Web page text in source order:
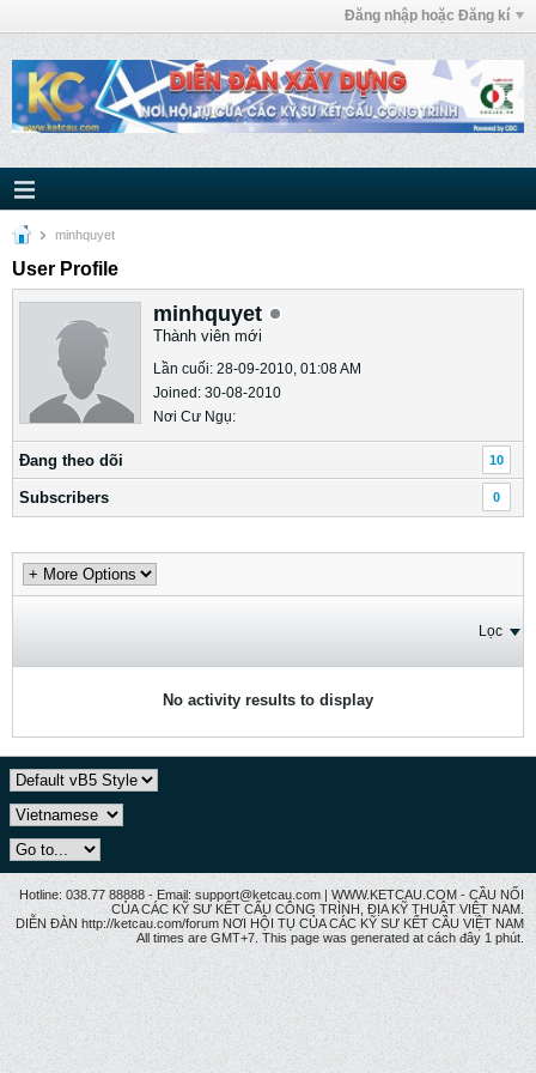
Đăng nhập hoặc Đăng kí
minhquyet
User Profile
minhquyet
Thành viên mới
Lần cuối: 28-09-2010, 01:08 AM
Joined: 30-08-2010
Nơi Cư Ngụ:
Ðang theo dõi 10
Subscribers 0
Lọc
No activity results to display
Hotline: 038.77 88888 - Email: support@ketcau.com | WWW.KETCAU.COM - CẦU NỐI
CỦA CÁC KỸ SƯ KẾT CẤU CÔNG TRÌNH, ĐỊA KỸ THUẬT VIỆT NAM.
DIỄN ĐÀN http://ketcau.com/forum NƠI HỘI TỤ CỦA CÁC KỸ SƯ KẾT CÂU VIỆT NAM
All times are GMT+7. This page was generated at cách đây 1 phút.